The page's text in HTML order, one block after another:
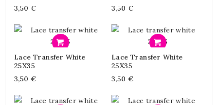
3,50 €
3,50 €
Lace Transfer White
25X35
3,50 €
Lace Transfer White
25X35
3,50 €